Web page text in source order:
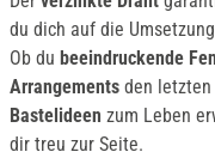
du dich auf die
Ob du beeindruckende
Arrangements den
Bastelideen zum Leben
dir treu zur Seite.